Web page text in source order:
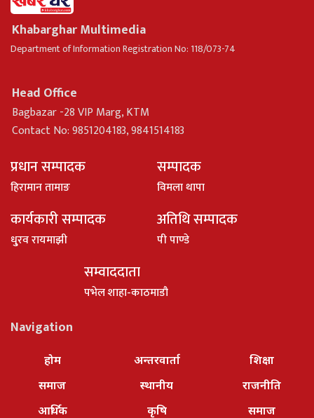
Khabarghar Multimedia
Department of Information Registration No: 118/073-74
Head Office
Bagbazar -28 VIP Marg, KTM
Contact No: 9851204183, 9841514183
प्रधान सम्पादक
हिरामान तामाङ
सम्पादक
विमला थापा
कार्यकारी सम्पादक
धु्रव रायमाझी
अतिथि सम्पादक
पी पाण्डे
सम्वाददाता
पभेल शाहा-काठमाडौ
Navigation
होम
समाज
आर्थिक
अन्तरवार्ता
स्थानीय
कृषि
शिक्षा
राजनीति
समाज